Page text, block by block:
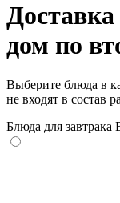
дом по
Выберите блюда в
не входят в состав
Блюда для завтрака